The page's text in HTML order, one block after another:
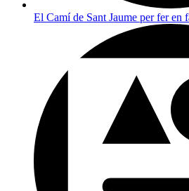
El Camí de Sant Jaume per fer en